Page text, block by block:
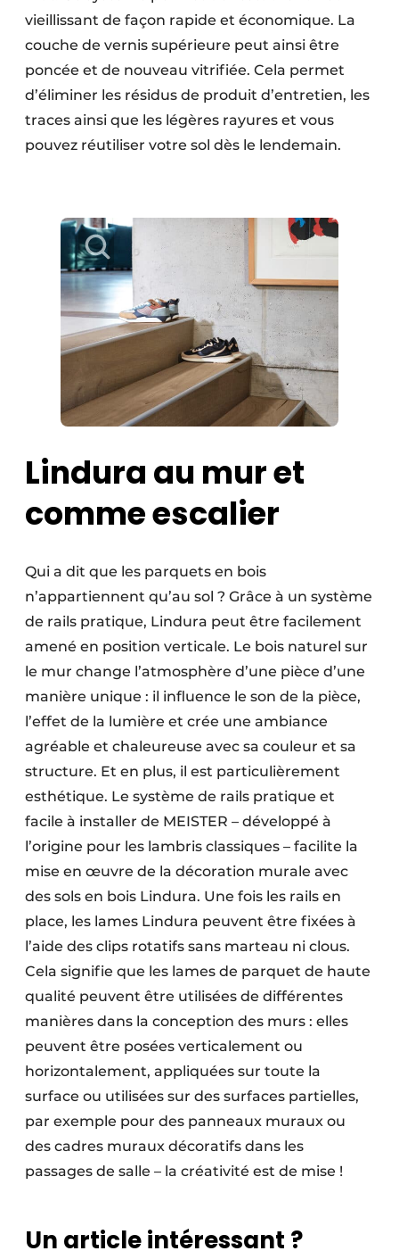
vieillissant de façon rapide et économique. La
couche de vernis supérieure peut ainsi être
poncée et de nouveau vitrifiée. Cela permet
d’éliminer les résidus de produit d’entretien, les
traces ainsi que les légères rayures et vous
pouvez réutiliser votre sol dès le lendemain.
Lindura au mur et
comme escalier
Qui a dit que les parquets en bois
n’appartiennent qu’au sol ? Grâce à un système
de rails pratique, Lindura peut être facilement
amené en position verticale. Le bois naturel sur
le mur change l’atmosphère d’une pièce d’une
manière unique : il influence le son de la pièce,
l’effet de la lumière et crée une ambiance
agréable et chaleureuse avec sa couleur et sa
structure. Et en plus, il est particulièrement
esthétique. Le système de rails pratique et
facile à installer de MEISTER – développé à
l’origine pour les lambris classiques – facilite la
mise en œuvre de la décoration murale avec
des sols en bois Lindura. Une fois les rails en
place, les lames Lindura peuvent être fixées à
l’aide des clips rotatifs sans marteau ni clous.
Cela signifie que les lames de parquet de haute
qualité peuvent être utilisées de différentes
manières dans la conception des murs : elles
peuvent être posées verticalement ou
horizontalement, appliquées sur toute la
surface ou utilisées sur des surfaces partielles,
par exemple pour des panneaux muraux ou
des cadres muraux décoratifs dans les
passages de salle – la créativité est de mise !
Un article intéressant ?